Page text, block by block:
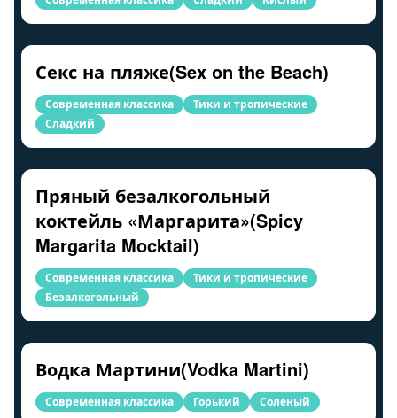
Секс на пляже(Sex on the Beach)
Современная классика
Тики и тропические
Сладкий
Пряный безалкогольный
коктейль «Маргарита»(Spicy
Margarita Mocktail)
Современная классика
Тики и тропические
Безалкогольный
Водка Мартини(Vodka Martini)
Современная классика Горький Соленый